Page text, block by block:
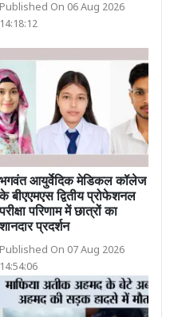
Published On 06 Aug 2026
14:18:12
भगवंत आयुर्वेदिक मेडिकल कॉलेज
के बीएएमएस द्वितीय प्रोफेशनल
परीक्षा परिणाम में छात्रों का
शानदार प्रदर्शन
Published On 07 Aug 2026
14:54:06